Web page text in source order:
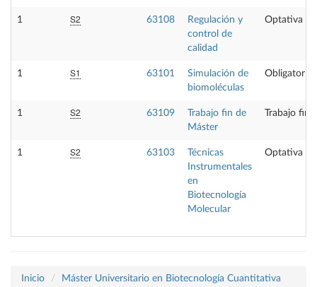
1 S2 63108
Regulación y
control de
calidad
Optativa
1 S1 63101
Simulación de
biomoléculas
Obligatoria
1 S2 63109
Trabajo fin de
Máster
Trabajo fin
1 S2 63103
Técnicas
Instrumentales
en
Biotecnología
Molecular
Optativa
Inicio
Máster Universitario en Biotecnología Cuantitativa